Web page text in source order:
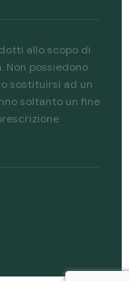
allo scopo di
Non possiedono
sostituirsi ad un
soltanto un fine